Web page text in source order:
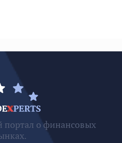
о финансовых